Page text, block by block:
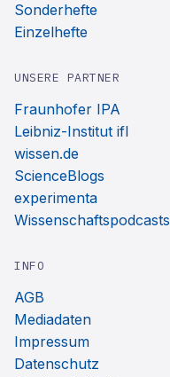
Sonderhefte
Einzelhefte
UNSERE PARTNER
Fraunhofer IPA
Leibniz-Institut ifl
wissen.de
ScienceBlogs
experimenta
Wissenschaftspodcasts
INFO
AGB
Mediadaten
Impressum
Datenschutz